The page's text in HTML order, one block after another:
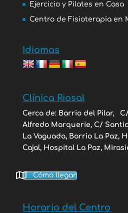
Ejercicio y Pilates en Casa
Centro de Fisioterapia en
Idiomas
Clínica Riosal
Cerca de: Barrio del Pilar,
Alfredo Marquerie, C/
La Vaguada, Barrio La Paz,
Cajal, Hospital La Paz,
Cómo llegar
Horario del Centro